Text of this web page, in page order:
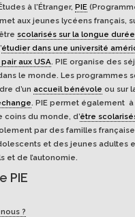
à l'Étranger, PIE
aux jeunes lycéens français,
scolarisés sur la longue durée
étudier dans une université
aux USA. PIE organise des
le monde. Les programmes
d’un accueil bénévole ou sur
. PIE permet également
coins du monde, d’être
par des familles
et des jeunes adultes
et de l’autonomie.
PIE
?